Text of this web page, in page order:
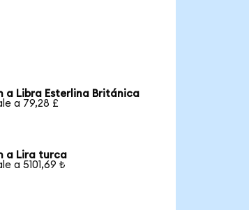
a Libra Esterlina Británica
a 79,28 £
a Lira turca
a 5101,69 ₺